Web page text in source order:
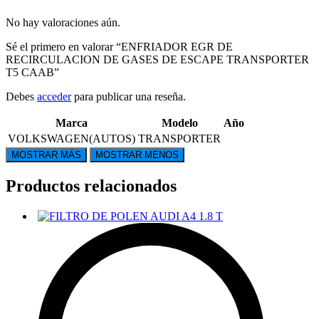
No hay valoraciones aún.
Sé el primero en valorar “ENFRIADOR EGR DE
RECIRCULACION DE GASES DE ESCAPE TRANSPORTER
T5 CAAB”
Debes accederpara publicar una reseña.
Marca Modelo
Año
VOLKSWAGEN(AUTOS) TRANSPORTER
Productos relacionados